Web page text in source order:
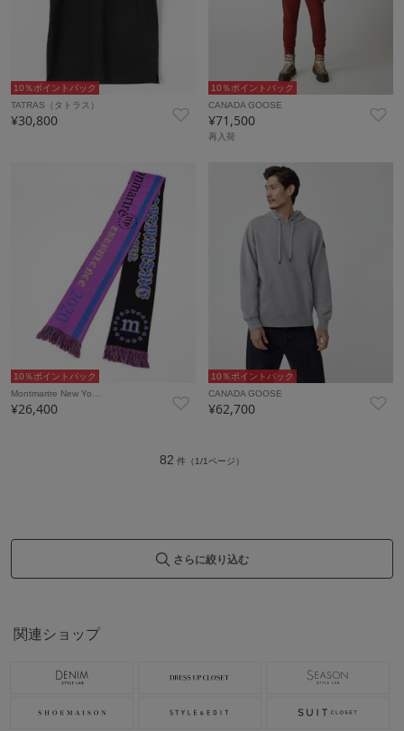
10％ポイントバック
TATRAS（タトラス）
¥30,800
10％ポイントバック
CANADA GOOSE
¥71,500
再入荷
10％ポイントバック
Montmartre New Yo…
¥26,400
10％ポイントバック
CANADA GOOSE
¥62,700
82 件（1/1ページ）
さらに絞り込む
関連ショップ